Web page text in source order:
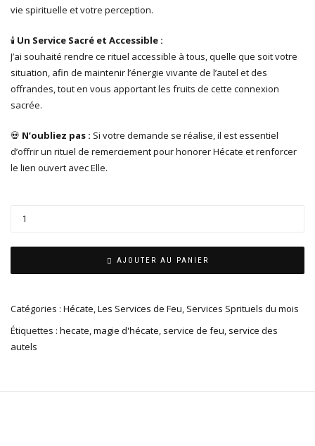
vie spirituelle et votre perception.
🕯 Un Service Sacré et Accessible :
J’ai souhaité rendre ce rituel accessible à tous, quelle que soit votre
situation, afin de maintenir l’énergie vivante de l’autel et des
offrandes, tout en vous apportant les fruits de cette connexion
sacrée.
💀 N’oubliez pas : Si votre demande se réalise, il est essentiel
d’offrir un rituel de remerciement pour honorer Hécate et renforcer
le lien ouvert avec Elle.
AJOUTER AU PANIER
Catégories : Hécate,Les Services de Feu, Services Sprituels du mois
Étiquettes : hecate,magie d'hécate, service de feu, service des
autels